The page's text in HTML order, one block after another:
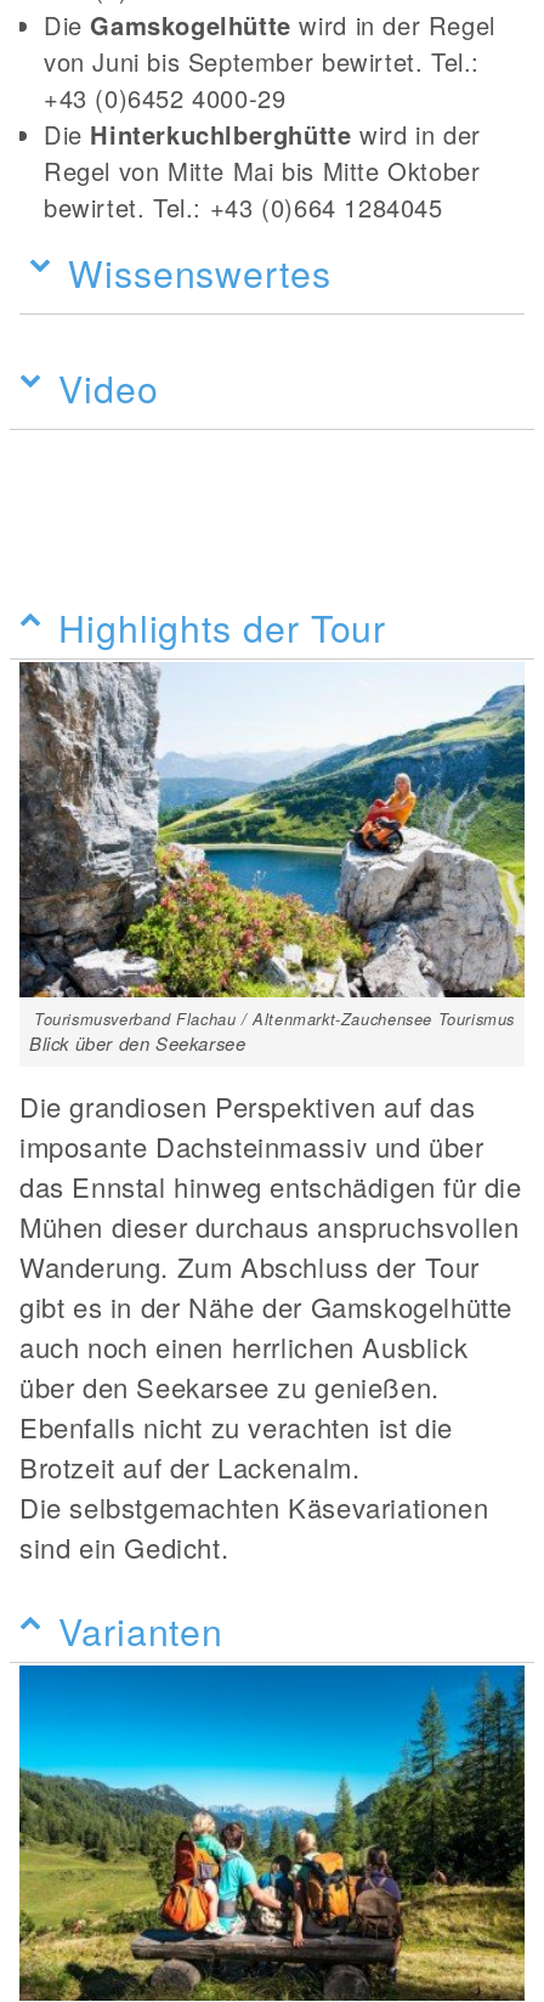
Die Gamskogelhütte wird in der Regel
von Juni bis September bewirtet. Tel.:
+43 (0)6452 4000-29
Die Hinterkuchlberghüttewird in der
Regel von Mitte Mai bis Mitte Oktober
bewirtet. Tel.: +43 (0)664 1284045
Wissenswertes
Video
Highlights der Tour
Tourismusverband Flachau / Altenmarkt-Zauchensee Tourismus
Blick über den Seekarsee
Die grandiosen Perspektiven auf das
imposante Dachsteinmassiv und über
das Ennstal hinweg entschädigen für die
Mühen dieser durchaus anspruchsvollen
Wanderung. Zum Abschluss der Tour
gibt es in der Nähe der Gamskogelhütte
auch noch einen herrlichen Ausblick
über den Seekarsee zu genießen.
Ebenfalls nicht zu verachten ist die
Brotzeit auf der Lackenalm.
Die selbstgemachten Käsevariationen
sind ein Gedicht.
Varianten